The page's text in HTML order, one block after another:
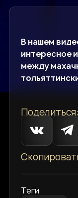
В нашем
интересное
между
Теги